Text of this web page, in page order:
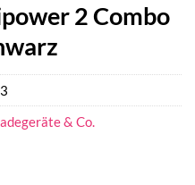
2 Combo
& Co.